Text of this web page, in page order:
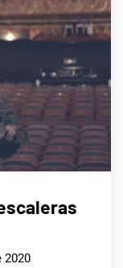
2020